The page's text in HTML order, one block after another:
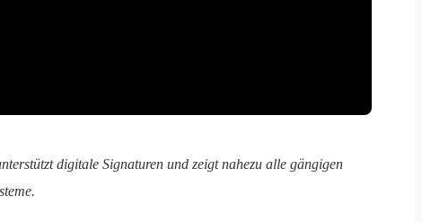
digitale Signaturen und zeigt nahezu alle gängigen